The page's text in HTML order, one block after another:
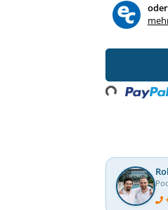
oder
Loading...